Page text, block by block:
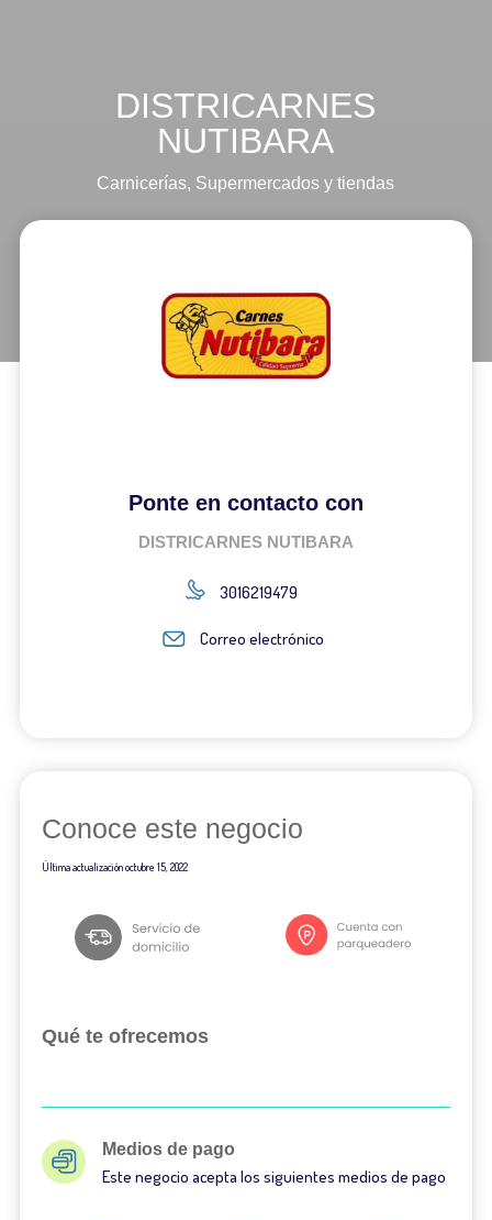
DISTRICARNES
NUTIBARA
Carnicerías, Supermercados y tiendas
Ponte en contacto con
DISTRICARNES NUTIBARA
3016219479
Correo electrónico
Conoce este negocio
Última actualizaciónoctubre 15, 2022
Qué te ofrecemos
Medios de pago
Este negocio acepta los siguientes medios de pago